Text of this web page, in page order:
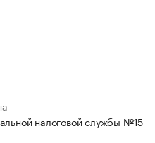
налоговой службы №15